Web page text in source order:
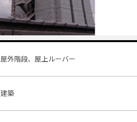
屋外階段、屋上ルーバー
建築